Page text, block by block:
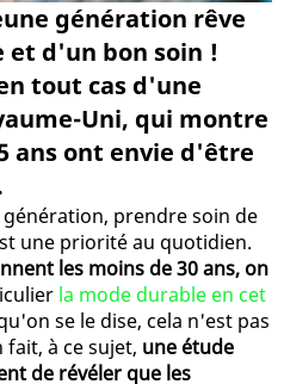
génération rêve
d'un bon soin !
tout cas d'une
Uni, qui montre
ans ont envie d'être
prendre soin de
une priorité au quotidien.
les moins de 30 ans, on
la mode durable en cet
se le dise, cela n'est pas
à ce sujet, une étude
de révéler que les